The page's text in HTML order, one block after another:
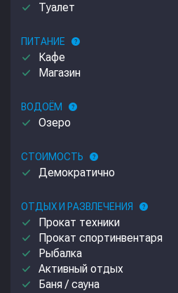
done Туалет
ПИТАНИЕ help
done Кафе
done Магазин
ВОДОЁМ help
done Озеро
СТОИМОСТЬ help
done Демократично
ОТДЫХ И РАЗВЛЕЧЕНИЯ help
done Прокат техники
done Прокат спортинвентаря
done Рыбалка
done Активный отдых
done Баня / сауна